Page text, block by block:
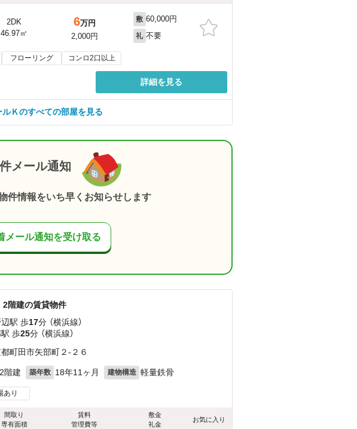
2DK
46.97㎡
6万円
2,000円
敷 60,000円
礼 不要
フローリング コンロ2口以上
詳細を見る
ルＫのすべての部屋を見る
メール通知
件情報をいち早くお知らせします
メール通知を受け取る
階建の賃貸物件
駅 歩17分 （横浜線）
歩25分 （横浜線）
町田市矢部町２-２６
2階建 築年数 18年11ヶ月 建物構造 軽量鉄骨
あり
間取り
専有面積
賃料
管理費等
敷金
礼金
お気に入り